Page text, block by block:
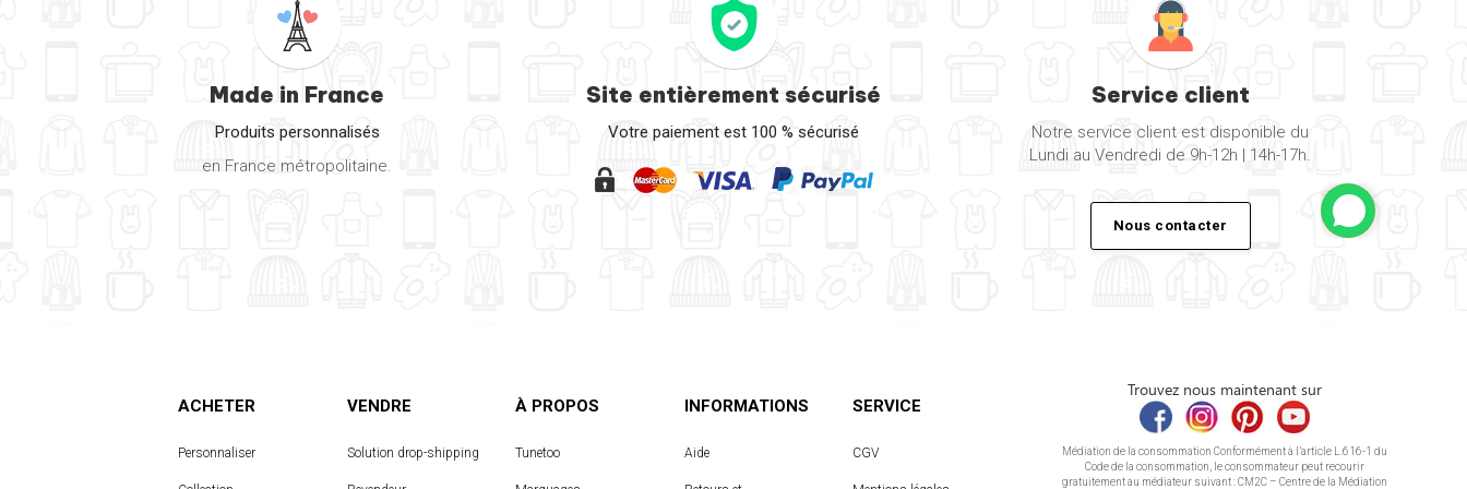
Made in France
Produits personnalisés
en France métropolitaine.
Site entièrement sécurisé
Votre paiement est 100 % sécurisé
Service client
Notre service client est disponible du
Lundi au Vendredi de 9h-12h | 14h-17h.
Nous contacter
ACHETER
Personnaliser
VENDRE
Solution drop-shipping
À PROPOS
Tunetoo
INFORMATIONS
Aide
SERVICE
CGV
Trouvez nous maintenant sur
Médiation de la consommation Conformément à l’article L.616-1 du
Code de la consommation, le consommateur peut recourir
gratuitement au médiateur suivant : CM2C – Centre de la Médiation